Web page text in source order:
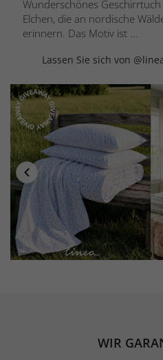
Wunderschönes
Elchen, die an nordische
erinnern. Das Motiv ist ...
Lassen Sie sich von
WIR